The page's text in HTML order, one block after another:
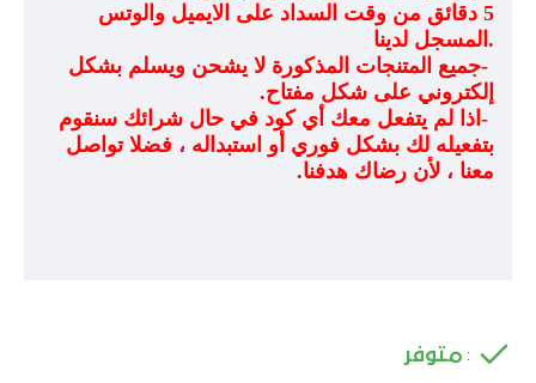
5 دقائق من وقت السداد على الايميل والوتس
المسجل لدينا .
-جميع المتنجات المذكورة لا يشحن ويسلم بشكل
إلكتروني على شكل مفتاح.
- اذا لم يتفعل معك أي كود في حال شرائك سنقوم
بتفعيله لك بشكل فوري أو استبداله ، فضلا تواصل
معنا ، لأن رضاك هدفنا.
: متوفر